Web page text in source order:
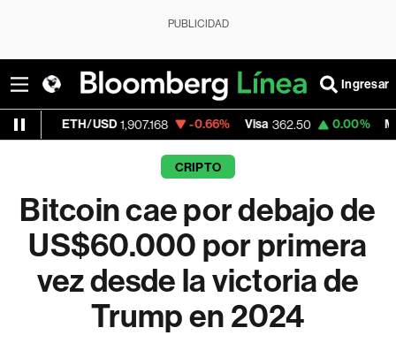
PUBLICIDAD
Ingresar
1,907.168 -0.66% Visa 362.50 0.00% MercadoLibre
CRIPTO
Bitcoin cae por debajo de
US$60.000 por primera
vez desde la victoria de
Trump en 2024